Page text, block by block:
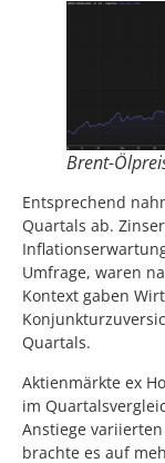
Brent-
Entsprechend
Quartals ab.
Umfrage, waren
Kontext gaben
Quartals.
Aktienmärkte ex
im
Anstiege
brachte es auf